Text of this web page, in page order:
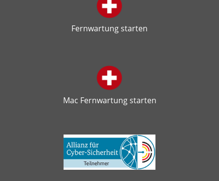
Fernwartung starten
Mac Fernwartung starten